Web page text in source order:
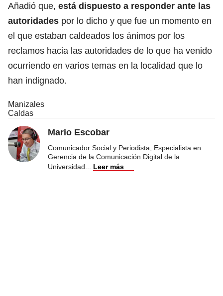
Añadió que, está dispuesto a responder ante las
autoridades por lo dicho y que fue un momento en
el que estaban caldeados los ánimos por los
reclamos hacia las autoridades de lo que ha venido
ocurriendo en varios temas en la localidad que lo
han indignado.
Manizales
Caldas
Mario Escobar
Comunicador Social y Periodista, Especialista en
Gerencia de la Comunicación Digital de la
Universidad
Leer más